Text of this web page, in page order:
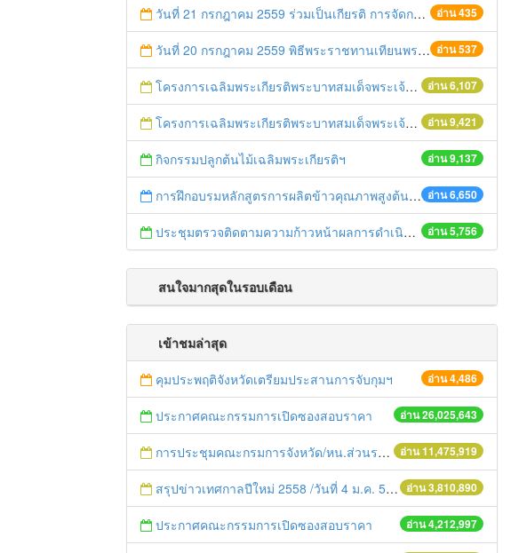
อ่าน 435
วันที่ 21 กรกฎาคม 2559 ร่วมเป็นเกียรติ การจัดการประกวดของฝากประจำจังหวัดจากข้าวไรซ์เบอร์รี่
อ่าน 537
วันที่ 20 กรกฎาคม 2559 พิธีพระราชทานเทียนพรรษา พุทธศักราช 2559
อ่าน 6,107
โครงการเฉลิมพระเกียรติพระบาทสมเด็จพระเจ้าอยู่หัว เนื่องในโอกาสมหามงคลเสด็จเถลิงถวัลยราชสมบัติครบ 70 ปี ฯ
อ่าน 9,421
โครงการเฉลิมพระเกียรติพระบาทสมเด็จพระเจ้าอยู่หัว เนื่องในโอกาสมหามงคลเสด็จเถลิงถวัลยราชสมบัติครบ 70 ปี ฯ
อ่าน 9,137
กิจกรรมปลูกต้นไม้เฉลิมพระเกียรติฯ
อ่าน 6,650
การฝึกอบรมหลักสูตรการผลิตข้าวคุณภาพสูงต้นทุนต่ำ ปี 2559
อ่าน 5,756
ประชุมตรวจติดตามความก้าวหน้าผลการดำเนินงานขับเคลื่อนนโยบายของกระทรวงเกษตรและสหกรณ์แบบเบ็ดเสร็จ
สนใจมากสุดในรอบเดือน
เข้าชมล่าสุด
อ่าน 4,486
คุมประพฤติจังหวัดเตรียมประสานการจับกุมฯ
อ่าน 26,025,643
ประกาศคณะกรรมการเปิดซองสอบราคา
อ่าน 11,475,919
การประชุมคณะกรมการจังหวัด/หน.ส่วนราชการประจำเดือน มิถุนายน 2558
อ่าน 3,810,890
สรุปข่าวเทศกาลปีใหม่ 2558 /วันที่ 4 ม.ค. 58
อ่าน 4,212,997
ประกาศคณะกรรมการเปิดซองสอบราคา